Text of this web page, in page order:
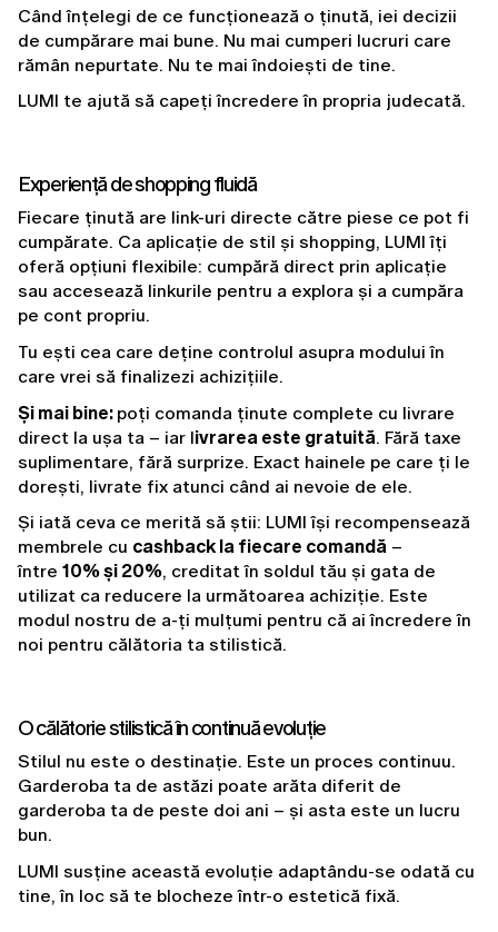
Când înțelegi de ce funcționează o ținută, iei decizii
de cumpărare mai bune. Nu mai cumperi lucruri care
rămân nepurtate. Nu te mai îndoiești de tine.
LUMI te ajută să capeți încredere în propria judecată.
Experiență de shopping fluidă
Fiecare ținută are link-uri directe către piese ce pot fi
cumpărate. Ca aplicație de stil și shopping, LUMI îți
oferă opțiuni flexibile: cumpără direct prin aplicație
sau accesează linkurile pentru a explora și a cumpăra
pe cont propriu.
Tu ești cea care deține controlul asupra modului în
care vrei să finalizezi achizițiile.
Și mai bine: poți comanda ținute complete cu livrare
direct la ușa ta – iar livrarea este gratuită. Fără taxe
suplimentare, fără surprize. Exact hainele pe care ți le
dorești, livrate fix atunci când ai nevoie de ele.
Și iată ceva ce merită să știi: LUMI își recompensează
membrele cu cashback la fiecare comandă –
între 10% și 20%, creditat în soldul tău și gata de
utilizat ca reducere la următoarea achiziție. Este
modul nostru de a-ți mulțumi pentru că ai încredere în
noi pentru călătoria ta stilistică.
O călătorie stilistică în continuă evoluție
Stilul nu este o destinație. Este un proces continuu.
Garderoba ta de astăzi poate arăta diferit de
garderoba ta de peste doi ani – și asta este un lucru
bun.
LUMI susține această evoluție adaptându-se odată cu
tine, în loc să te blocheze într-o estetică fixă.